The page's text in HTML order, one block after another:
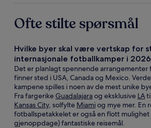
Ofte stilte spørsmål
Hvilke byer skal være vertskap for
internasjonale fotballkamper i
Det er planlagt spennende arrangementer
finner sted i USA, Canada og Mexico.
kampene spilles i noen av de mest unike
Fra fargerikeGuadalajaraog eksklusive LA
Kansas City, solfylte Miamiog mye mer. En
fotballspetakkelet er også en flott
gjenoppdage) fantastiske reisemål.